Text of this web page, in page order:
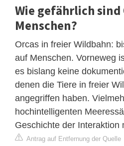
Wie gefährlich sind
Menschen?
Orcas in freier Wildbahn:
auf Menschen. Vorneweg
es bislang keine
denen die Tiere in freier
angegriffen haben.
hochintelligenten
Geschichte der Interaktion
Antrag auf Entfernung der Quelle